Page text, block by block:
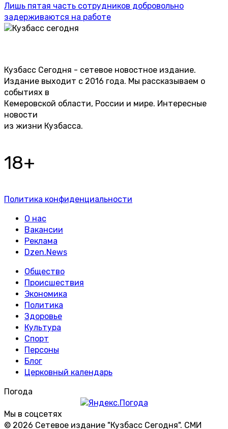
Лишь пятая часть сотрудников добровольно
задерживаются на работе
Кузбасс Сегодня - сетевое новостное издание.
Издание выходит с 2016 года. Мы рассказываем о
событиях в
Кемеровской области, России и мире. Интересные
новости
из жизни Кузбасса.
18+
Политика конфиденциальности
О нас
Вакансии
Реклама
Dzen.News
Общество
Происшествия
Экономика
Политика
Здоровье
Культура
Спорт
Персоны
Блог
Церковный календарь
Погода
Мы в соцсетях
© 2026 Сетевое издание "Кузбасс Сегодня". СМИ